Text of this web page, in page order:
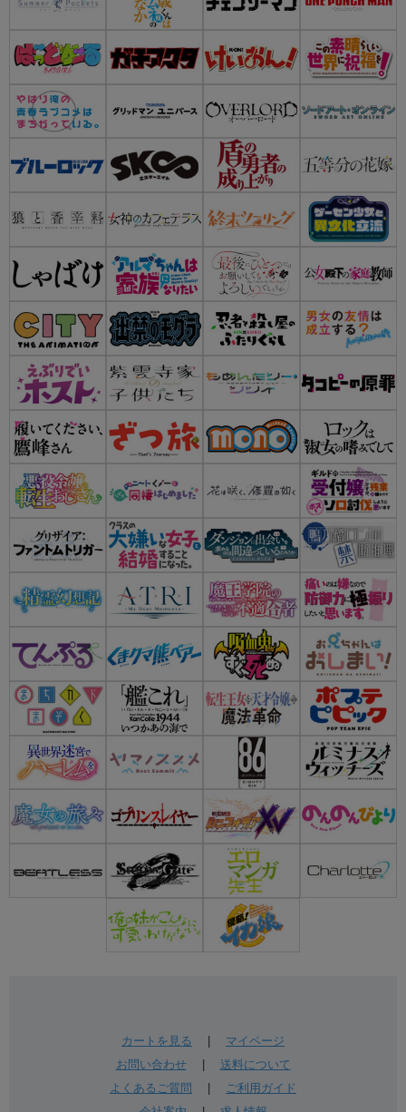
カートを見る
マイページ
お問い合わせ| 送料について
よくあるご質問
ご利用ガイド